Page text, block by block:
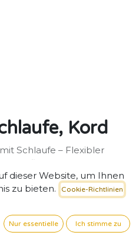
Kord
Schlaufe – Flexibler
zzgl. Versand
dieser Website, um Ihnen
zu bieten.
Cookie-Richtlinien
Nur essentielle Ich stimme zu